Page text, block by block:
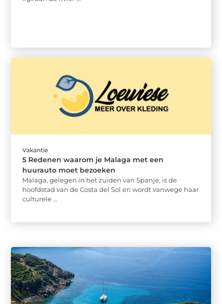
Vakantie
5 Redenen waarom je Malaga met een
huurauto moet bezoeken
Malaga, gelegen in het zuiden van Spanje, is de
hoofdstad van de Costa del Sol en wordt vanwege haar
culturele ...